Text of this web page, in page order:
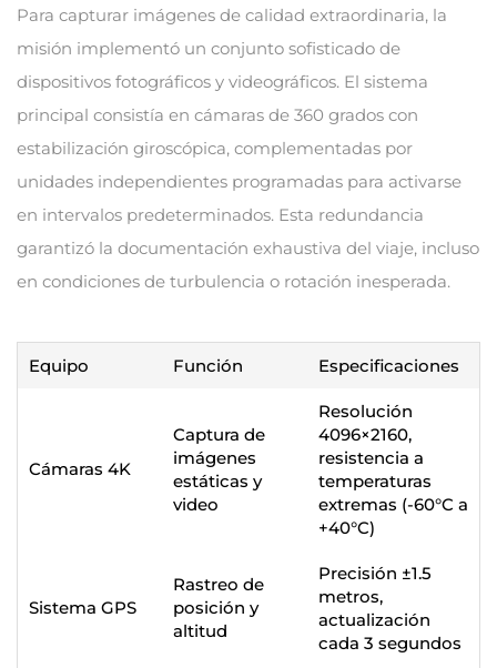
Para capturar imágenes de calidad extraordinaria, la
misión implementó un conjunto sofisticado de
dispositivos fotográficos y videográficos. El sistema
principal consistía en cámaras de 360 grados con
estabilización giroscópica, complementadas por
unidades independientes programadas para activarse
en intervalos predeterminados. Esta redundancia
garantizó la documentación exhaustiva del viaje, incluso
en condiciones de turbulencia o rotación inesperada.
Equipo Función Especificaciones
Cámaras 4K
Captura de
imágenes
estáticas y
video
Resolución
4096×2160,
resistencia a
temperaturas
extremas (-60°C a
+40°C)
Sistema GPS
Rastreo de
posición y
altitud
Precisión ±1.5
metros,
actualización
cada 3 segundos